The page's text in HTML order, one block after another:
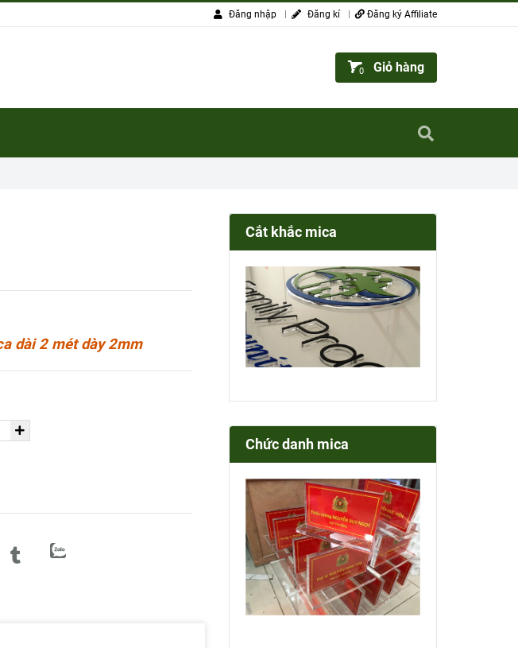
dài 2 mét dày 2mm
Cắt khắc mica
Chức danh mica
Đăng nhập Đăng kí Đăng ký Affiliate
0 Giỏ hàng